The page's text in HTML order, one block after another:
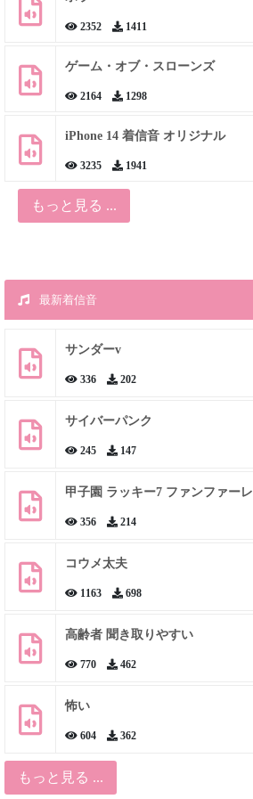
2352 1411
ゲーム・オブ・スローンズ
2164 1298
iPhone 14 着信音 オリジナル
3235 1941
もっと見る ...
最新着信音
サンダーv
336 202
サイバーパンク
245 147
甲子園 ラッキー7 ファンファーレ
356 214
コウメ太夫
1163 698
高齢者 聞き取りやすい
770 462
怖い
604 362
もっと見る ...